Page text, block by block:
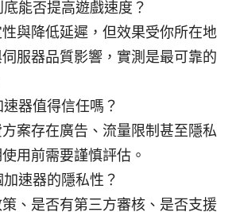
能否提高遊戲速度？
與降低延遲，但效果受你所在地
服器品質影響，實測是最可靠的
器值得信任嗎？
案存在廣告、流量限制甚至隱私
用前需要謹慎評估。
速器的隱私性？
、是否有第三方審核、是否支援